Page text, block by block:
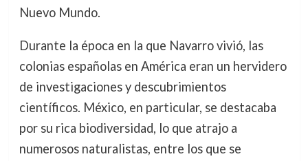
Nuevo Mundo.
Durante la época en la que Navarro vivió, las
colonias españolas en América eran un hervidero
de investigaciones y descubrimientos
científicos. México, en particular, se destacaba
por su rica biodiversidad, lo que atrajo a
numerosos naturalistas, entre los que se